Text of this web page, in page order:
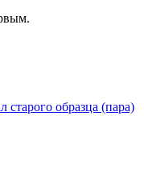
старого образца (пара)